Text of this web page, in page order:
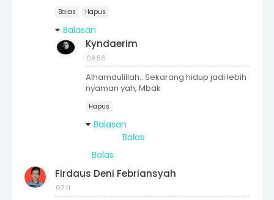
Balas Hapus
Balasan
Kyndaerim
08:56
Alhamdulillah.. Sekarang hidup jadi lebih
nyaman yah, Mbak
Hapus
Balasan
Balas
Balas
Firdaus Deni Febriansyah
07:11